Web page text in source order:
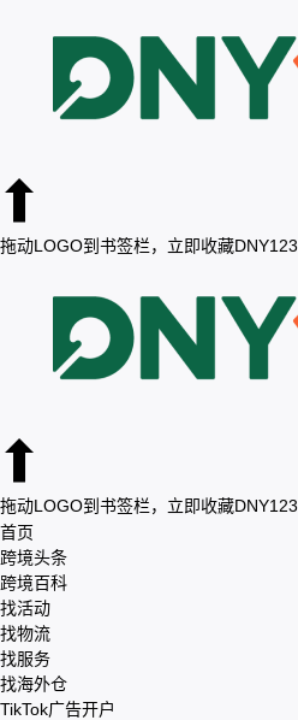
拖动LOGO到书签栏，立即收藏DNY123
拖动LOGO到书签栏，立即收藏DNY123
首页
跨境头条
跨境百科
找活动
找物流
找服务
找海外仓
TikTok广告开户